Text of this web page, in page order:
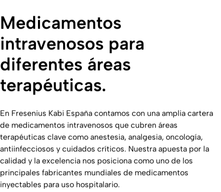
Medicamentos
intravenosos para
diferentes áreas
terapéuticas.
En Fresenius Kabi España contamos con una amplia cartera
de medicamentos intravenosos que cubren áreas
terapéuticas clave como anestesia, analgesia, oncología,
antiinfecciosos y cuidados críticos. Nuestra apuesta por la
calidad y la excelencia nos posiciona como uno de los
principales fabricantes mundiales de medicamentos
inyectables para uso hospitalario.